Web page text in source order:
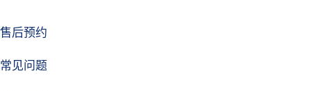
售后预约
常见问题
企业动态
益达注册Life